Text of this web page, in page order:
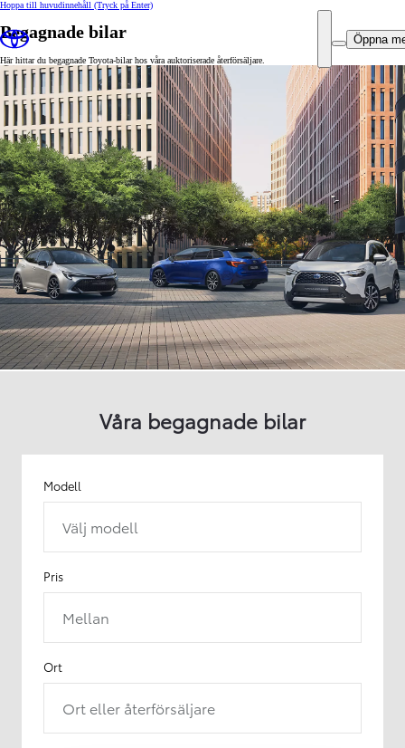
Hoppa till huvudinnehåll (Tryck på Enter)
Öppna
Begagnade bilar
Här hittar du begagnade Toyota-bilar hos våra auktoriserade återförsäljare.
Våra begagnade bilar
Modell
Välj modell
Pris
Mellan
Ort
Ort eller återförsäljare